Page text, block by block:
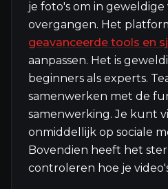
je foto's om in geweldige
overgangen. Het
geavanceerde tools en
aanpassen. Het is
beginners als experts.
samenwerken met de
samenwerking. Je kunt
onmiddellijk op sociale
Bovendien heeft het
controleren hoe je